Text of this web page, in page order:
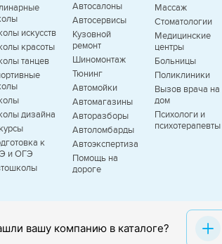
искусств
красоты
танцев
дизайна
к
и ОГЭ
Автосалоны
Автосервисы
Кузовной
ремонт
Шиномонтаж
Тюнинг
Автомойки
Автомагазины
Авторазборы
Автоломбарды
Автоэкспертиза
Помощь на
дороге
Массаж
Стоматологии
Медицинские
центры
Больницы
Поликлиники
Вызов врача на
дом
Психологи и
психотерапевты
вашу компанию в каталоге?